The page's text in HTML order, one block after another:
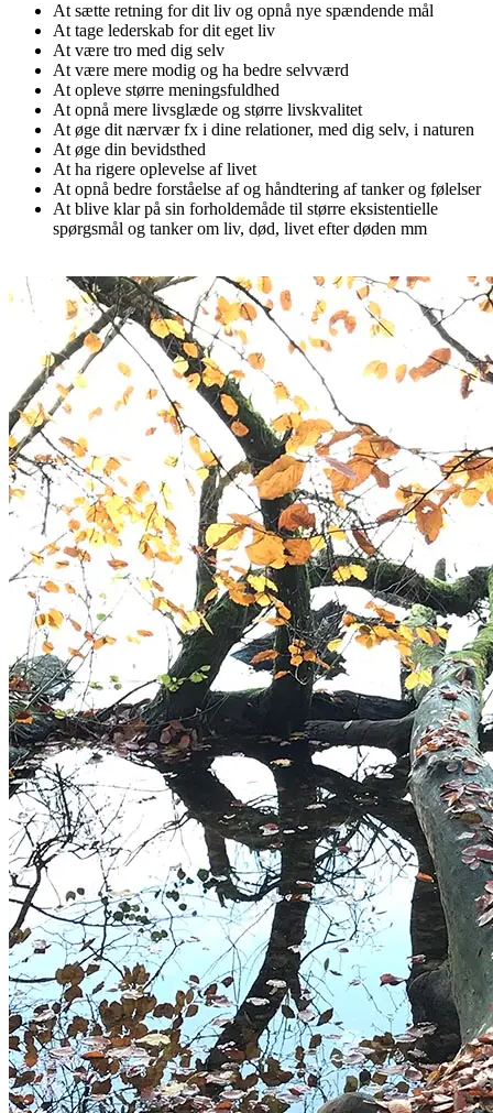
At sætte retning for dit liv og opnå nye spændende mål
At tage lederskab for dit eget liv
At være tro med dig selv
At være mere modig og ha bedre selvværd
At opleve større meningsfuldhed
At opnå mere livsglæde og større livskvalitet
At øge dit nærvær fx i dine relationer, med dig selv, i naturen
At øge din bevidsthed
At ha rigere oplevelse af livet
At opnå bedre forståelse af og håndtering af tanker og følelser
At blive klar på sin forholdemåde til større eksistentielle
spørgsmål og tanker om liv, død, livet efter døden mm